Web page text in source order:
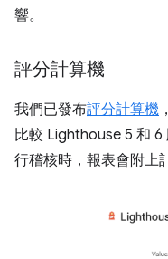
響。
評分計算機
我們已發布評分計算機
比較 Lighthouse 5 和
行稽核時，報表會附上